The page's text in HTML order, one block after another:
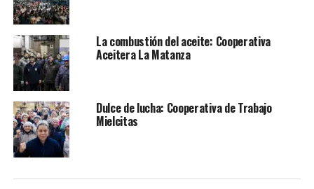
La combustión del aceite: Cooperativa
Aceitera La Matanza
Dulce de lucha: Cooperativa de Trabajo
Mielcitas